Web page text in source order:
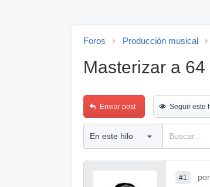
Foros Producción musical
Masterizar a 64
Enviar post Seguir este
#1 por